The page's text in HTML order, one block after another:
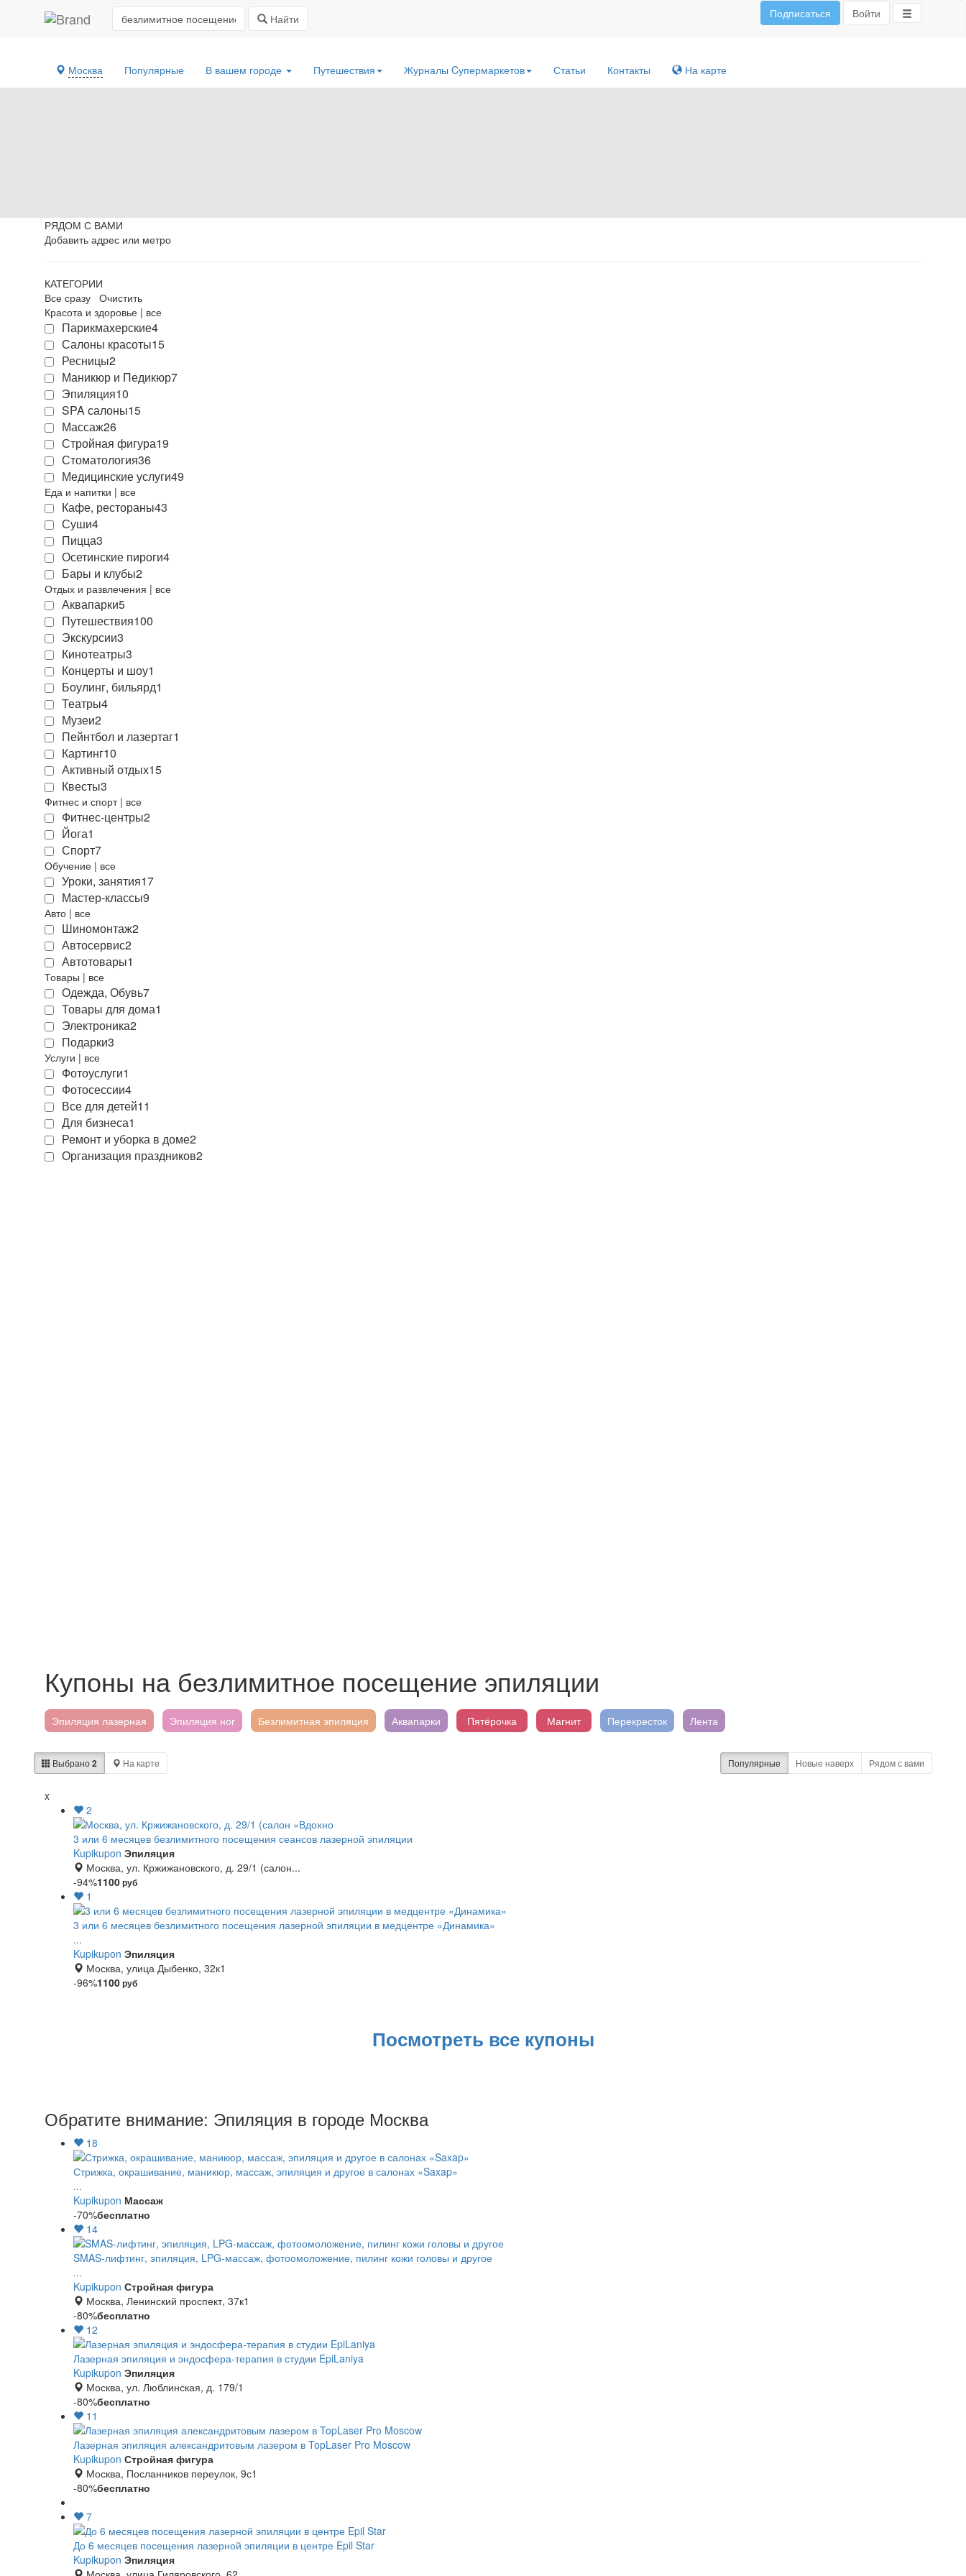
Найти Подписаться Войти
Москва Популярные В вашем городе Путешествия Журналы Cупермаркетов Статьи Контакты На карте
РЯДОМ С ВАМИ
Добавить адрес или метро
КАТЕГОРИИ
Все сразу Очистить
Красота и здоровье | все
Парикмахерские4
Салоны красоты15
Ресницы2
Маникюр и Педикюр7
Эпиляция10
SPA салоны15
Массаж26
Стройная фигура19
Стоматология36
Медицинские услуги49
Еда и напитки | все
Кафе, рестораны43
Суши4
Пицца3
Осетинские пироги4
Бары и клубы2
Отдых и развлечения | все
Аквапарки5
Путешествия100
Экскурсии3
Кинотеатры3
Концерты и шоу1
Боулинг, бильярд1
Театры4
Музеи2
Пейнтбол и лазертаг1
Картинг10
Активный отдых15
Квесты3
Фитнес и спорт | все
Фитнес-центры2
Йога1
Спорт7
Обучение | все
Уроки, занятия17
Мастер-классы9
Авто | все
Шиномонтаж2
Автосервис2
Автотовары1
Товары | все
Одежда, Обувь7
Товары для дома1
Электроника2
Подарки3
Услуги | все
Фотоуслуги1
Фотосессии4
Все для детей11
Для бизнеса1
Ремонт и уборка в доме2
Организация праздников2
Купоны на безлимитное посещение эпиляции
Эпиляция лазерная Эпиляция ног Безлимитная эпиляция Аквапарки Пятёрочка Магнит Перекресток Лента
Выбрано2 На карте Популярные Новые наверх Рядом с вами
x
2
3 или 6 месяцев безлимитного посещения сеансов лазерной эпиляции
Kupikupon Эпиляция
Москва, ул. Кржижановского, д. 29/1 (салон...
-94%1100руб
1
3 или 6 месяцев безлимитного посещения лазерной эпиляции в медцентре «Динамика»
...
Kupikupon Эпиляция
Москва, улица Дыбенко, 32к1
-96%1100руб
Посмотреть все купоны
Обратите внимание: Эпиляция в городе Москва
18
Стрижка, окрашивание, маникюр, массаж, эпиляция и другое в салонах «Saxap»
...
Kupikupon Массаж
-70%бесплатно
14
SMAS-лифтинг, эпиляция, LPG-массаж, фотоомоложение, пилинг кожи головы и другое
...
Kupikupon Стройная фигура
Москва, Ленинский проспект, 37к1
-80%бесплатно
12
Лазерная эпиляция и эндосфера-терапия в студии EpiLaniya
Kupikupon Эпиляция
Москва, ул. Люблинская, д. 179/1
-80%бесплатно
11
Лазерная эпиляция александритовым лазером в TopLaser Pro Moscow
Kupikupon Стройная фигура
Москва, Посланников переулок, 9с1
-80%бесплатно
7
До 6 месяцев посещения лазерной эпиляции в центре Epil Star
Kupikupon Эпиляция